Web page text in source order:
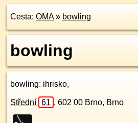
Cesta: OMA» bowling
bowling
bowling: ihrisko,
Střední 61 , 602 00 Brno, Brno